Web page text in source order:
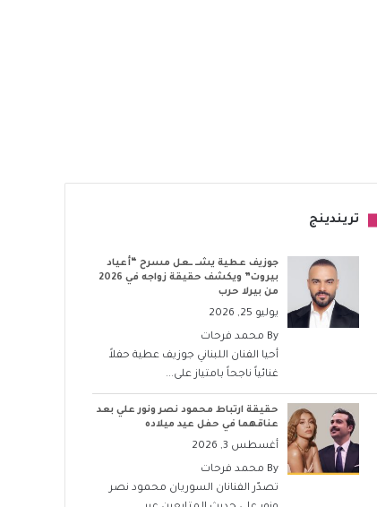
تريندينج
جوزيف عطية يشــ ــعل مسرح “أعياد
بيروت” ويكشف حقيقة زواجه في 2026
من بيرلا حرب
يوليو 25, 2026
By محمد فرحات
أحيا الفنان اللبناني جوزيف عطية حفلاً
غنائياً ناجحاً بامتياز على...
حقيقة ارتباط محمود نصر ونور علي بعد
عناقهما في حفل عيد ميلاده
أغسطس 3, 2026
By محمد فرحات
تصدّر الفنانان السوريان محمود نصر